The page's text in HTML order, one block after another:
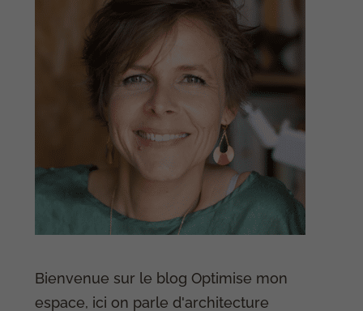
Bienvenue sur le blog Optimise mon
espace, ici on parle d'architecture